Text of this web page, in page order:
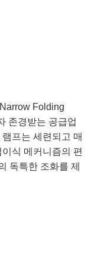
Folding
존경받는 공급업
프는 세련되고 매
식 메커니즘의 편
독특한 조화를 제